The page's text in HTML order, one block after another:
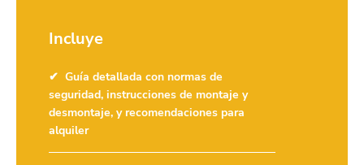
Incluye
Guía detallada con normas de
seguridad, instrucciones de montaje y
desmontaje, y recomendaciones para
alquiler